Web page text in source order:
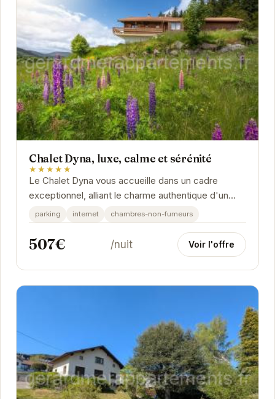
Chalet Dyna, luxe, calme et sérénité
★★★★★
Le Chalet Dyna vous accueille dans un cadre
exceptionnel, alliant le charme authentique d'un
chalet de montagne au confort moderne. Ses
espaces de...
parking internet chambres-non-fumeurs
507€ /nuit Voir l'offre